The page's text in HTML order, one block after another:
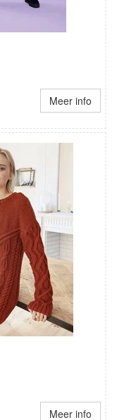
Meer info
Meer info